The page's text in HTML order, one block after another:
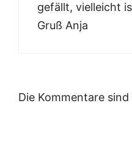
gefällt, vielleicht
Gruß Anja
Die Kommentare